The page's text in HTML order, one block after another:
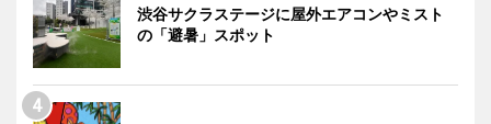
渋谷サクラステージに屋外エアコンやミスト
の「避暑」スポット